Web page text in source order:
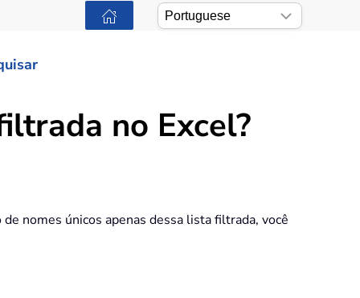
no Excel?
nomes únicos apenas dessa lista filtrada, você